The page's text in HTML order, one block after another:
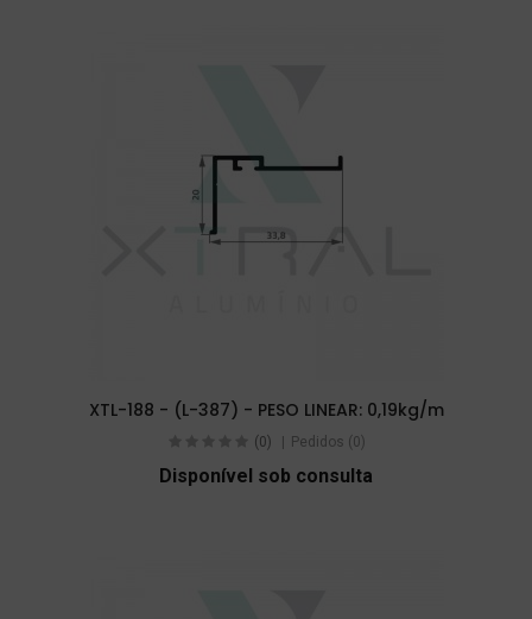
XTL-188 - (L-387) - PESO LINEAR: 0,19kg/m
(0) Pedidos (0)
Disponível sob consulta